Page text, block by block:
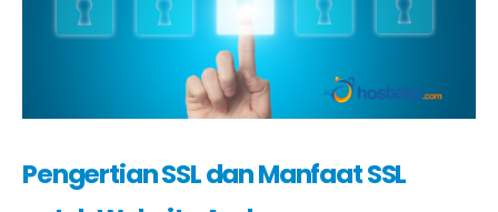
Pengertian SSL dan Manfaat SSL